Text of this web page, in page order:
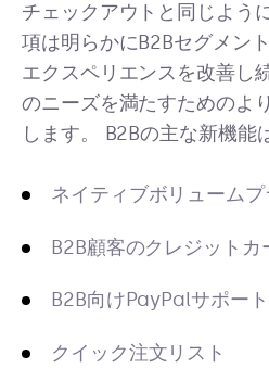
チェックアウトと同じよう
項は明らかにB2Bセグメン
エクスペリエンスを改善し
のニーズを満たすためのよ
します。 B2Bの主な新機能
ネイティブボリューム
B2B顧客のクレジットカ
B2B向けPayPalサポート
クイック注文リスト